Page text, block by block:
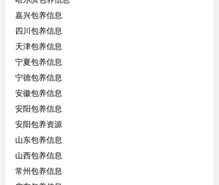
嘉兴包养信息
四川包养信息
天津包养信息
宁夏包养信息
宁德包养信息
安徽包养信息
安阳包养信息
安阳包养资源
山东包养信息
山西包养信息
常州包养信息